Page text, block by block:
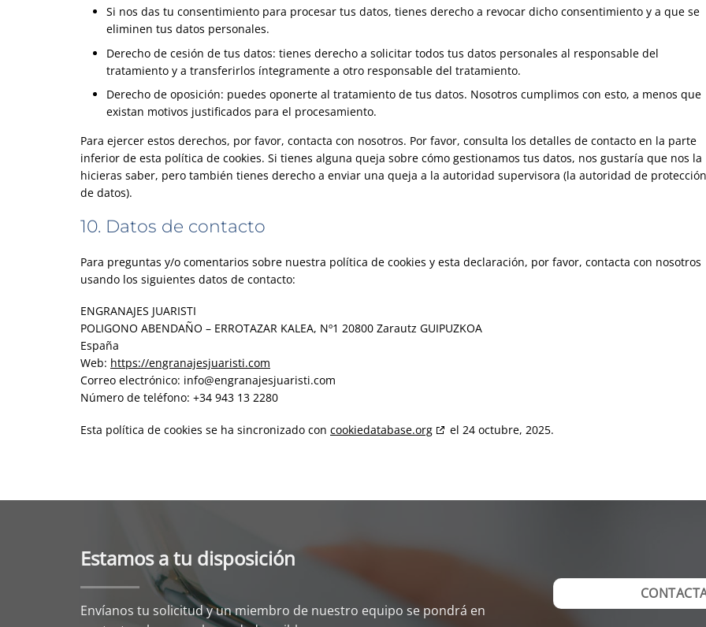
Si nos das tu consentimiento para procesar tus datos, tienes derecho a revocar dicho consentimiento y a que se
eliminen tus datos personales.
Derecho de cesión de tus datos: tienes derecho a solicitar todos tus datos personales al responsable del
tratamiento y a transferirlos íntegramente a otro responsable del tratamiento.
Derecho de oposición: puedes oponerte al tratamiento de tus datos. Nosotros cumplimos con esto, a menos que
existan motivos justificados para el procesamiento.
Para ejercer estos derechos, por favor, contacta con nosotros. Por favor, consulta los detalles de contacto en la parte
inferior de esta política de cookies. Si tienes alguna queja sobre cómo gestionamos tus datos, nos gustaría que nos la
hicieras saber, pero también tienes derecho a enviar una queja a la autoridad supervisora (la autoridad de protección
de datos).
10. Datos de contacto
Para preguntas y/o comentarios sobre nuestra política de cookies y esta declaración, por favor, contacta con nosotros
usando los siguientes datos de contacto:
ENGRANAJES JUARISTI
POLIGONO ABENDAÑO – ERROTAZAR KALEA, Nº1 20800 Zarautz GUIPUZKOA
España
Web: https://engranajesjuaristi.com
Correo electrónico: info@engranajesjuaristi.com
Número de teléfono: +34 943 13 2280
Esta política de cookies se ha sincronizado con cookiedatabase.org el 24 octubre, 2025.
Estamos a tu disposición
Envíanos tu solicitud y un miembro de nuestro equipo se pondrá en